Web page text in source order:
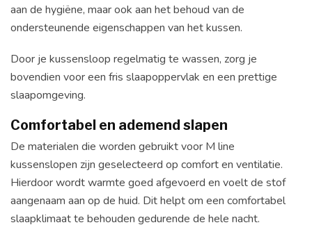
aan de hygiëne, maar ook aan het behoud van de
ondersteunende eigenschappen van het kussen.
Door je kussensloop regelmatig te wassen, zorg je
bovendien voor een fris slaapoppervlak en een prettige
slaapomgeving.
Comfortabel en ademend slapen
De materialen die worden gebruikt voor M line
kussenslopen zijn geselecteerd op comfort en ventilatie.
Hierdoor wordt warmte goed afgevoerd en voelt de stof
aangenaam aan op de huid. Dit helpt om een comfortabel
slaapklimaat te behouden gedurende de hele nacht.